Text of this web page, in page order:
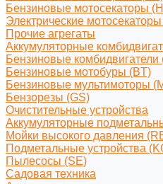
Бензиновые мотосекаторы
Электрические
Прочие агрегаты
Аккумуляторные
Бензиновые комбидвигатели
Бензиновые мотобуры (BT)
Бензиновые мультимоторы
Бензорезы (GS)
Очистительные устройства
Аккумуляторные
Мойки высокого давления
Подметальные устройства
Пылесосы (SE)
Садовая техника